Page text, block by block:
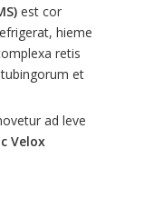
est cor
hieme
retis
et
ad leve
Velox